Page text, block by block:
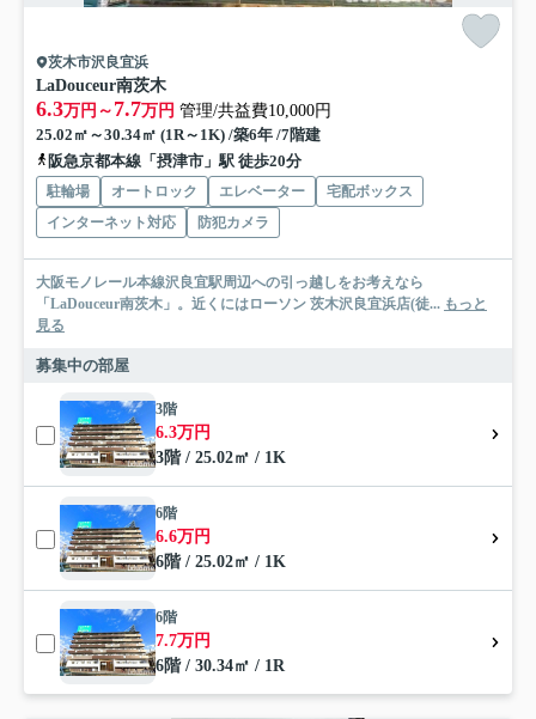
茨木市沢良宜浜
LaDouceur南茨木
6.3万円～ 7.7万円 管理/共益費10,000円
25.02㎡～30.34㎡ (1R～1K) /築6年 /7階建
阪急京都本線「摂津市」駅 徒歩20分
駐輪場 オートロック エレベーター
宅配ボックス
インターネット対応
防犯カメラ
大阪モノレール本線沢良宜駅周辺への引っ越しをお考えなら
「LaDouceur南茨木」。近くにはローソン 茨木沢良宜浜店(徒... もっと
見る
募集中の部屋
3階
6.3万円
3階 / 25.02㎡ / 1K
6階
6.6万円
6階 / 25.02㎡ / 1K
6階
7.7万円
6階 / 30.34㎡ / 1R